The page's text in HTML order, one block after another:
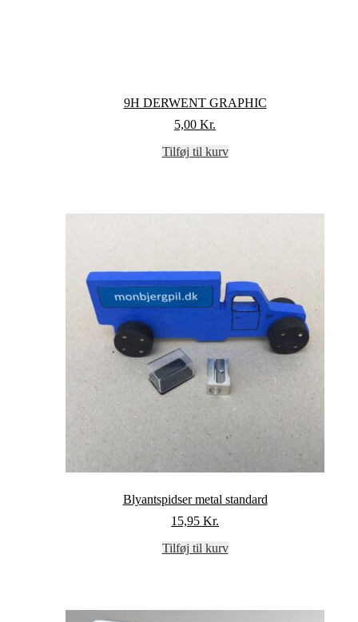
9H DERWENT GRAPHIC
5,00 Kr.
Tilføj til kurv
Blyantspidser metal standard
15,95 Kr.
Tilføj til kurv